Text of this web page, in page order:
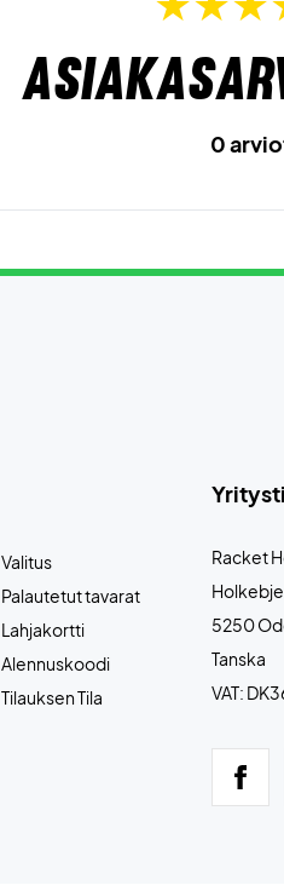
0
Racket
5250
Tanska
VAT:
Valitus
Palautetut tavarat
Lahjakortti
Alennuskoodi
Tilauksen Tila